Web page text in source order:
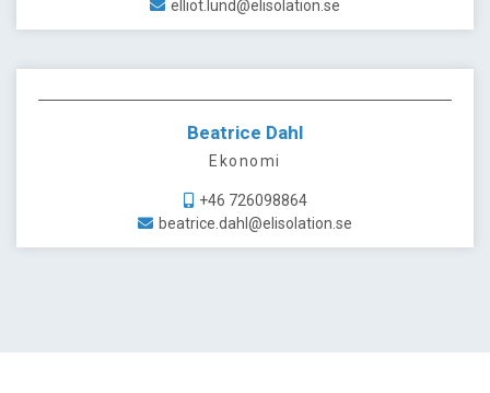
elliot.lund@elisolation.se
Beatrice Dahl
Ekonomi
+46 726098864
beatrice.dahl@elisolation.se